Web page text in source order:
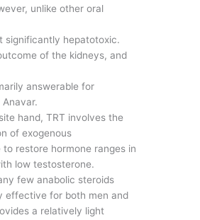
unlike other oral
significantly hepatotoxic.
of the kidneys, and
answerable for
hand, TRT involves the
of exogenous
restore hormone ranges in
low testosterone.
few anabolic steroids
effective for both men and
a relatively light